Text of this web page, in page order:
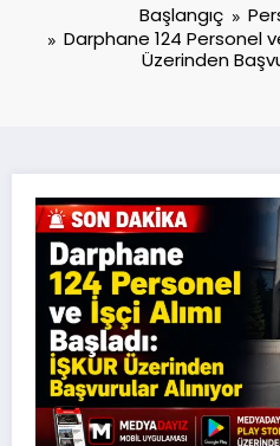
Başlangıç
Darphane 124 Personel
Üzerinden